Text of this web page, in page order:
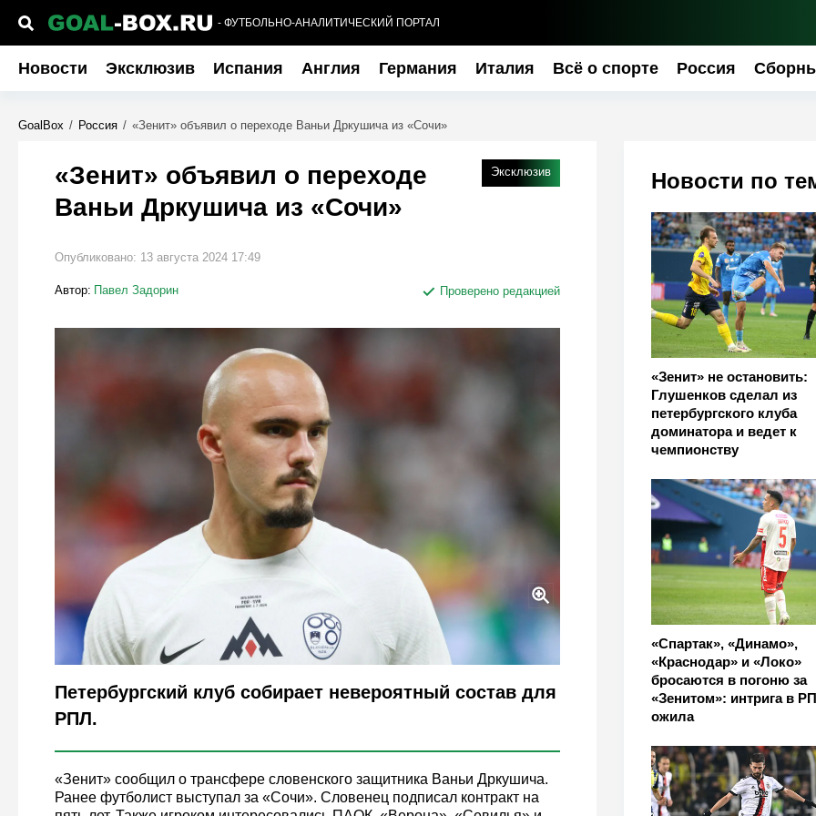
- ФУТБОЛЬНО-АНАЛИТИЧЕСКИЙ ПОРТАЛ
Новости Эксклюзив Испания Англия Германия Италия Всё о спорте Россия
GoalBox / Россия / «Зенит» объявил о переходе Ваньи Дркушича из «Сочи»
Новости по
«Зенит» не остановить:
Глушенков сделал из
петербургского клуба
доминатора и ведет к
чемпионству
«Спартак», «Динамо»,
«Краснодар» и «Локо»
бросаются в погоню за
«Зенитом»: интрига в
ожила
Эксклюзив
«Зенит» объявил о переходе
Ваньи Дркушича из «Сочи»
Опубликовано: 13 августа 2024 17:49
Автор: Павел Задорин Проверено редакцией
Legion-Media
Петербургский клуб собирает невероятный состав для
РПЛ.
«Зенит» сообщил о трансфере словенского защитника Ваньи Дркушича.
Ранее футболист выступал за «Сочи». Словенец подписал контракт на